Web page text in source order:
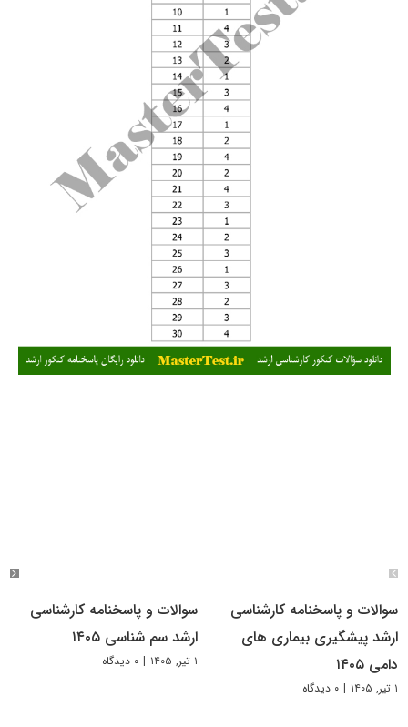
سوالات و پاسخنامه کارشناسی
ارشد پیشگیری بیماری های
دامی ۱۴۰۵
۱ تیر, ۱۴۰۵ | ۰ دیدگاه
سوالات و پاسخنامه کارشناسی
ارشد سم شناسی ۱۴۰۵
۱ تیر, ۱۴۰۵ | ۰ دیدگاه